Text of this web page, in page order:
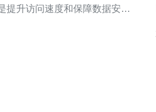
提升访问速度和保障数据安全
户的青睐。本文将详细介绍如